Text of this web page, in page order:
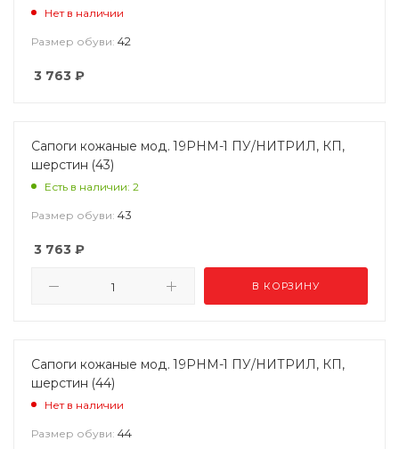
Нет в наличии
Размер обуви: 42
3 763 ₽
Сапоги кожаные мод. 19РНМ-1 ПУ/НИТРИЛ, КП,
шерстин (43)
Есть в наличии: 2
Размер обуви: 43
3 763 ₽
В КОРЗИНУ
Сапоги кожаные мод. 19РНМ-1 ПУ/НИТРИЛ, КП,
шерстин (44)
Нет в наличии
Размер обуви: 44